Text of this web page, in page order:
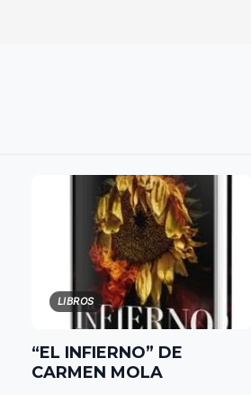
LIBROS
“EL INFIERNO” DE
CARMEN MOLA